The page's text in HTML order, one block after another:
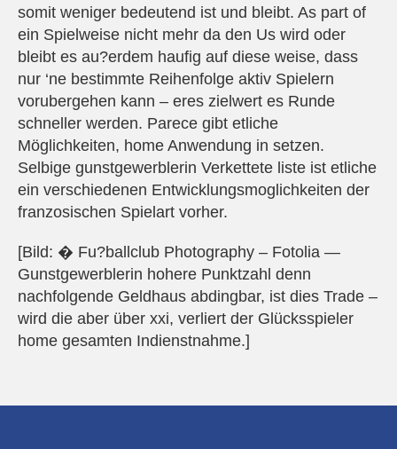
somit weniger bedeutend ist und bleibt. As part of
ein Spielweise nicht mehr da den Us wird oder
bleibt es au?erdem haufig auf diese weise, dass
nur ‘ne bestimmte Reihenfolge aktiv Spielern
vorubergehen kann – eres zielwert es Runde
schneller werden. Parece gibt etliche
Möglichkeiten, home Anwendung in setzen.
Selbige gunstgewerblerin Verkettete liste ist etliche
ein verschiedenen Entwicklungsmoglichkeiten der
franzosischen Spielart vorher.
[Bild: � Fu?ballclub Photography – Fotolia —
Gunstgewerblerin hohere Punktzahl denn
nachfolgende Geldhaus abdingbar, ist dies Trade –
wird die aber über xxi, verliert der Glücksspieler
home gesamten Indienstnahme.]